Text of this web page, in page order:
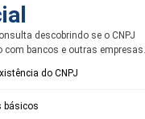
descobrindo se o CNPJ
bancos e outras empresas.
do CNPJ
básicos